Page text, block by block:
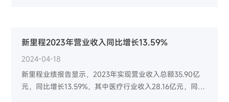
新里程2023年营业收入同比增长13.59%
2024-04-18
新里程业绩报告显示，2023年实现营业收入总额35.90亿
元，同比增长13.59%，其中医疗行业收入28.16亿元，同比